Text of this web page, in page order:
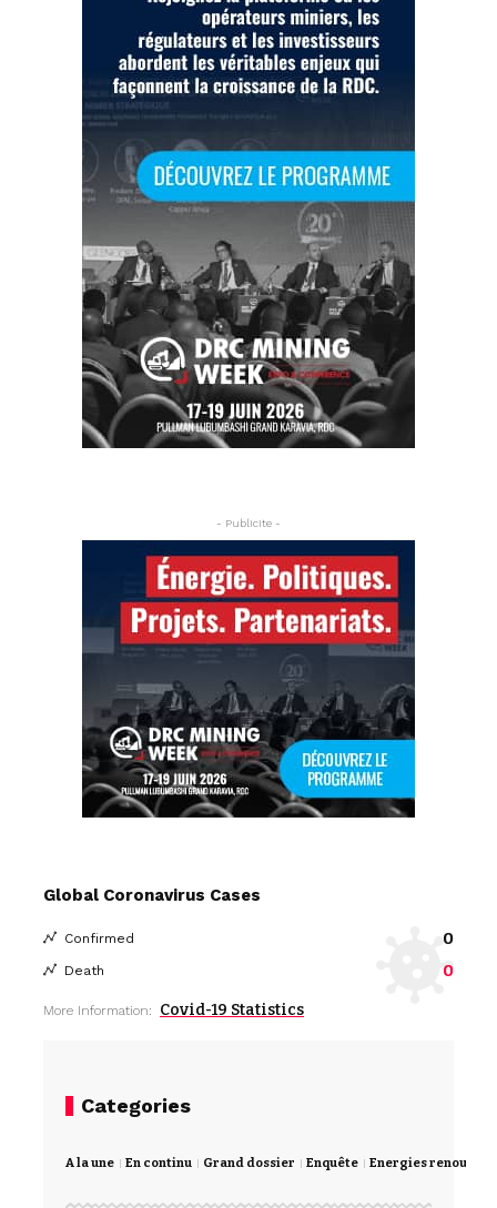
- Publicite -
Global Coronavirus Cases
Confirmed 0
Death 0
More Information: Covid-19 Statistics
Categories
A la une En continu Grand dossier Enquête Energies